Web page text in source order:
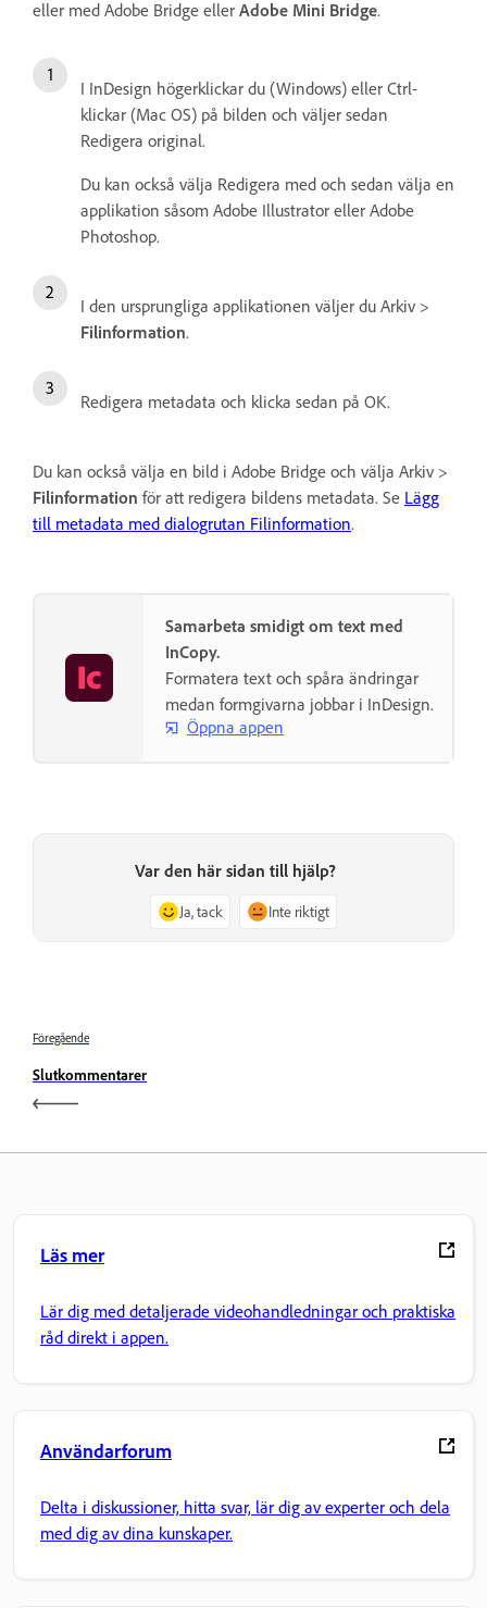
eller med Adobe Bridge eller Adobe Mini Bridge.
I InDesign högerklickar du (Windows) eller Ctrl-
klickar (Mac OS) på bilden och väljer sedan
Redigera original.
Du kan också välja Redigera med och sedan välja en
applikation såsom Adobe Illustrator eller Adobe
Photoshop.
I den ursprungliga applikationen väljer du Arkiv >
Filinformation.
Redigera metadata och klicka sedan på OK.
Du kan också välja en bild i Adobe Bridge och välja Arkiv >
Filinformation för att redigera bildens metadata. Se Lägg
till metadata med dialogrutan Filinformation.
Samarbeta smidigt om text med
InCopy.
Formatera text och spåra ändringar
medan formgivarna jobbar i InDesign.
Öppna appen
Var den här sidan till hjälp?
Ja, tack Inte riktigt
Föregående
Slutkommentarer
Läs mer
Lär dig med detaljerade videohandledningar och praktiska
råd direkt i appen.
Användarforum
Delta i diskussioner, hitta svar, lär dig av experter och dela
med dig av dina kunskaper.